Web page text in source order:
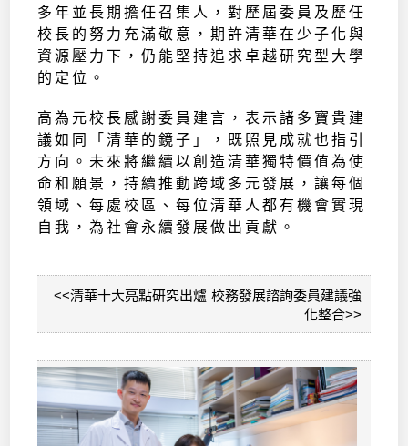
多年並長期擔任召集人，對歷屆委員及歷任
校長的努力充滿敬意，期許清華在少子化與
資源壓力下，仍能堅持追求卓越研究型大學
的定位。
高為元校長感謝委員建言，表示諸多寶貴建
議如同「清華的鏡子」，既照見成就也指引
方向。未來將繼續以創造清華獨特價值為使
命和願景，持續推動跨域多元發展，讓每個
領域、每處校區、每位清華人都有機會實現
自我，為社會永續發展做出貢獻。
<<清華十大亮點研究出爐 校務發展諮詢委員建議強
化整合>>